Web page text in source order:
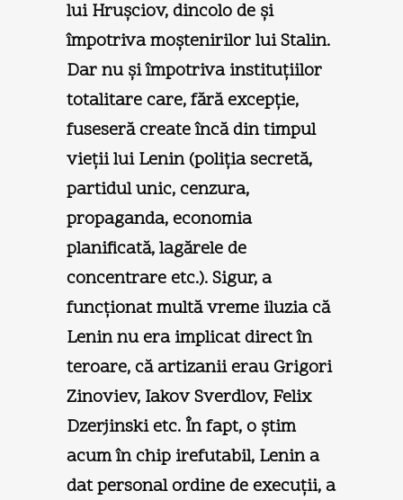
lui Hruşciov, dincolo de şi
împotriva moştenirilor lui Stalin.
Dar nu şi împotriva instituţiilor
totalitare care, fără excepţie,
fuseseră create încă din timpul
vieţii lui Lenin (poliţia secretă,
partidul unic, cenzura,
propaganda, economia
planificată, lagărele de
concentrare etc.). Sigur, a
funcţionat multă vreme iluzia că
Lenin nu era implicat direct în
teroare, că artizanii erau Grigori
Zinoviev, Iakov Sverdlov, Felix
Dzerjinski etc. În fapt, o ştim
acum în chip irefutabil, Lenin a
dat personal ordine de execuţii, a